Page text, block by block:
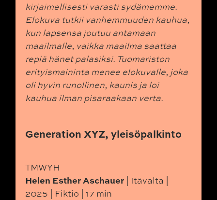
kirjaimellisesti varasti sydämemme.
Elokuva tutkii vanhemmuuden kauhua,
kun lapsensa joutuu antamaan
maailmalle, vaikka maailma saattaa
repiä hänet palasiksi. Tuomariston
erityismaininta menee elokuvalle, joka
oli hyvin runollinen, kaunis ja loi
kauhua ilman pisaraakaan verta.
Generation XYZ, yleisöpalkinto
TMWYH
Helen Esther Aschauer| Itävalta |
2025 | Fiktio | 17 min